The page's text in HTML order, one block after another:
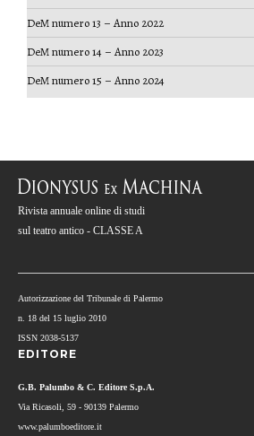
DeM numero 13 – Anno 2022
DeM numero 14 – Anno 2023
DeM numero 15 – Anno 2024
Rivista annuale online di studi
sul teatro antico - CLASSE A
Autorizzazione del Tribunale di Palermo
n. 18 del 15 luglio 2010
ISSN 2038-5137
EDITORE
G.B. Palumbo & C. Editore S.p.A.
Via Ricasoli, 59 - 90139 Palermo
www.palumboeditore.it